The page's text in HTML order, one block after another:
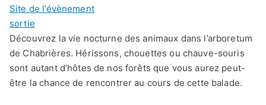
Site de l’évènement
sortie
Découvrez la vie nocturne des animaux dans l’arboretum
de Chabrières. Hérissons, chouettes ou chauve-souris
sont autant d’hôtes de nos forêts que vous aurez peut-
être la chance de rencontrer au cours de cette balade.